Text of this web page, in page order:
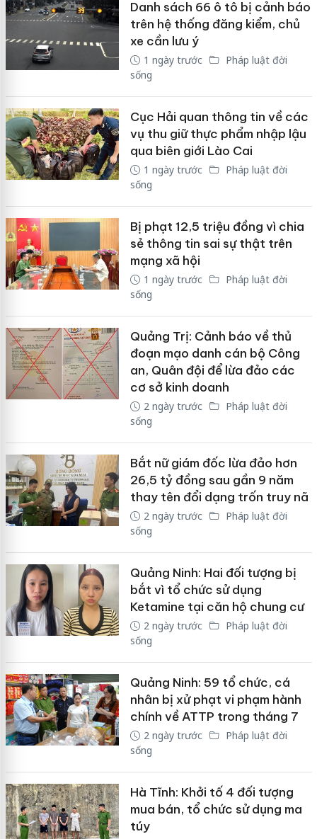
Danh sách 66 ô tô bị cảnh báo
trên hệ thống đăng kiểm, chủ
xe cần lưu ý
1 ngày trước
Pháp luật đời
sống
Cục Hải quan thông tin về các
vụ thu giữ thực phẩm nhập lậu
qua biên giới Lào Cai
1 ngày trước
Pháp luật đời
sống
Bị phạt 12,5 triệu đồng vì chia
sẻ thông tin sai sự thật trên
mạng xã hội
1 ngày trước
Pháp luật đời
sống
Quảng Trị: Cảnh báo về thủ
đoạn mạo danh cán bộ Công
an, Quân đội để lừa đảo các
cơ sở kinh doanh
2 ngày trước
Pháp luật đời
sống
Bắt nữ giám đốc lừa đảo hơn
26,5 tỷ đồng sau gần 9 năm
thay tên đổi dạng trốn truy nã
2 ngày trước
Pháp luật đời
sống
Quảng Ninh: Hai đối tượng bị
bắt vì tổ chức sử dụng
Ketamine tại căn hộ chung cư
2 ngày trước
Pháp luật đời
sống
Quảng Ninh: 59 tổ chức, cá
nhân bị xử phạt vi phạm hành
chính về ATTP trong tháng 7
2 ngày trước
Pháp luật đời
sống
Hà Tĩnh: Khởi tố 4 đối tượng
mua bán, tổ chức sử dụng ma
túy